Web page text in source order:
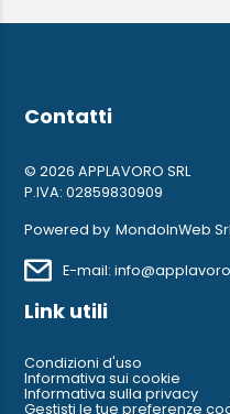
Contatti
© 2026 APPLAVORO SRL
P.IVA: 02859830909
Powered by MondoInWeb Srl
E-mail:
Link utili
Condizioni d'uso
Informativa sui cookie
Informativa sulla privacy
Gestisti le tue preferenze